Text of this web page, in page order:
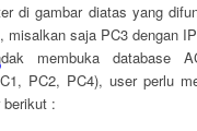
di gambar diatas yang
misalkan saja PC3 dengan
membuka database
PC2, PC4), user perlu
berikut :